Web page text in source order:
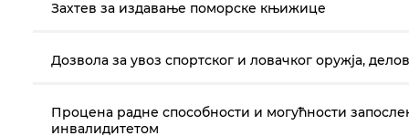
Захтев за издавање поморске књижице
Дозвола за увоз спортског и ловачког оружја,
Процена радне способности и могућности
инвалидитетом